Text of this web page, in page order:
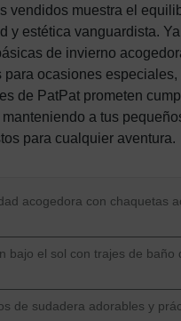
vendidos muestra el
y estética vanguardista.
de invierno
para ocasiones
de PatPat prometen
a tus
para cualquier aventura.
acogedora con chaquetas
bajo el sol con trajes de baño
de sudadera adorables y